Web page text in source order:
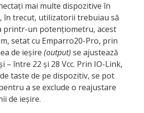
mai multe dispozitive în
în trecut, utilizatorii trebuiau să
printr-un potențiometru, acest
setat cu Emparro20-Pro, prin
de ieșire (output) se ajustează
– între 22 și 28 Vcc. Prin IO-Link,
taste de pe dispozitiv, se pot
a se exclude o reajustare
de ieșire.